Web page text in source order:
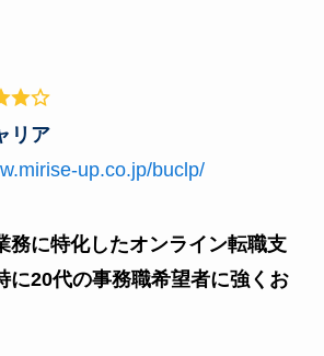
リア
up.co.jp/buclp/
務に特化したオンライン転職支
に20代の事務職希望者に強くお